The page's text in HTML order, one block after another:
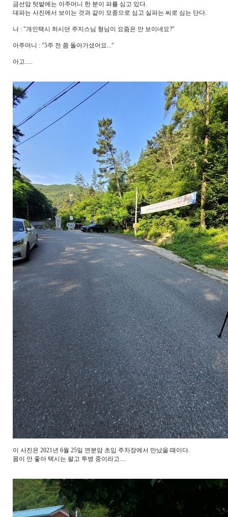
금선암 텃밭에는 아주머니 한 분이 파를 심고 있다.
대파는 사진에서 보이는 것과 같이 모종으로 심고 실파는 씨로 심는 단다.
나 : "개인택시 하시던 주지스님 형님이 요즘은 안 보이네요?"
아주머니 : "5주 전 쯤 돌아가셨어요..."
아고.....
이 사진은 2021년 6월 25일 연분암 초입 주차장에서 만났을 때이다.
몸이 안 좋아 택시는 팔고 투병 중이라고....